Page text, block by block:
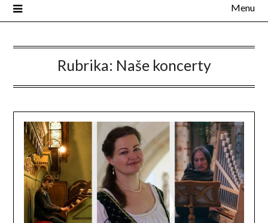
Menu
Rubrika: Naše koncerty